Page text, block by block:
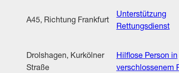
A45, Richtung Frankfurt
Unterstützung
Rettungsdienst
Drolshagen, Kurkölner
Straße
Hilflose Person in
verschlossenem